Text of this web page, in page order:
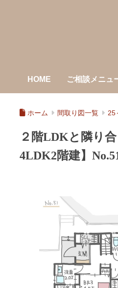
HOME ご相談メニュ
ホーム 間取り図一覧 25
２階LDKと隣り
4LDK2階建】